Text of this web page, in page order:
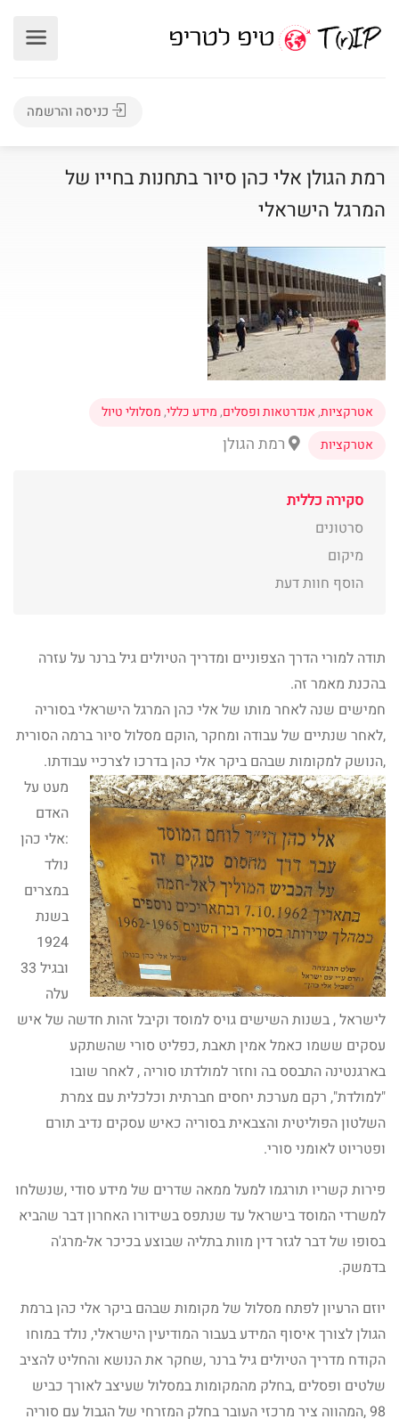
כניסה והרשמה
רמת הגולן אלי כהן סיור בתחנות בחייו של
המרגל הישראלי
אטרקציות,אנדרטאות ופסלים,מידע כללי,מסלולי טיול
אטרקציות
רמת הגולן
סקירה כללית
סרטונים
מיקום
הוסף חוות דעת
תודה למורי הדרך הצפוניים ומדריך הטיולים גיל ברנר על עזרה
בהכנת מאמר זה.
חמישים שנה לאחר מותו של אלי כהן המרגל הישראלי בסוריה
,לאחר שנתיים של עבודה ומחקר ,הוקם מסלול סיור ברמה הסורית
,הנושק למקומות שבהם ביקר אלי כהן בדרכו לצרכיי עבודתו.
מעט על
האדם
:אלי כהן
נולד
במצרים
בשנת
1924
ובגיל 33
עלה
לישראל , בשנות השישים גויס למוסד וקיבל זהות חדשה של איש
עסקים ששמו כאמל אמין תאבת ,כפליט סורי שהשתקע
בארגנטינה התבסס בה וחזר למולדתו סוריה , לאחר שובו
"למולדת", רקם מערכת יחסים חברתית וכלכלית עם צמרת
השלטון הפוליטית והצבאית בסוריה כאיש עסקים נדיב תורם
ופטריוט לאומני סורי.
פירות קשריו תורגמו למעל ממאה שדרים של מידע סודי ,שנשלחו
למשרדי המוסד בישראל עד שנתפס בשידורו האחרון דבר שהביא
בסופו של דבר לגזר דין מוות בתליה שבוצע בכיכר אל-מרג'ה
בדמשק.
יוזם הרעיון לפתח מסלול של מקומות שבהם ביקר אלי כהן ברמת
הגולן לצורך איסוף המידע בעבור המודיעין הישראלי, נולד במוחו
הקודח מדריך הטיולים גיל ברנר ,שחקר את הנושא והחליט להציב
שלטים ופסלים ,בחלק מהמקומות במסלול שעיצב לאורך כביש
98 ,המהווה ציר מרכזי העובר בחלק המזרחי של הגבול עם סוריה